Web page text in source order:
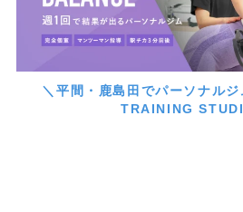
＼平間・鹿島田でパーソナル
TRAINING